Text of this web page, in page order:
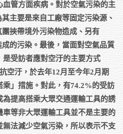
管方面疾病。對於空氣污染的主
主要是來自工廠等固定污染源、
挾帶境外污染物造成、另有
的污染。最後，當面對空氣品質
受訪者應對空汙的主要方式
空汙，於去年12月至今年2月期
乘」措施。對此，有74.2%的受訪
提高搭乘大眾交通運輸工具的誘
車等非大眾運輸工具並不是主要的
法減少空氣污染，所以表示不支